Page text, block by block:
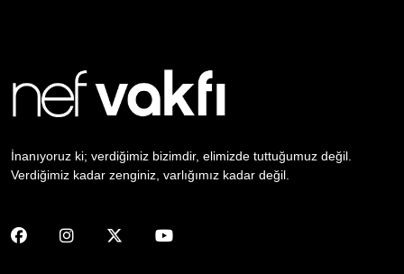
İnanıyoruz ki; verdiğimiz bizimdir, elimizde tuttuğumuz değil.
Verdiğimiz kadar zenginiz, varlığımız kadar değil.